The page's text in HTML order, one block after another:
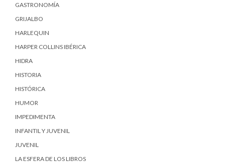
GASTRONOMÍA
GRIJALBO
HARLEQUIN
HARPER COLLINS IBÉRICA
HIDRA
HISTORIA
HISTÓRICA
HUMOR
IMPEDIMENTA
INFANTIL Y JUVENIL
JUVENIL
LA ESFERA DE LOS LIBROS